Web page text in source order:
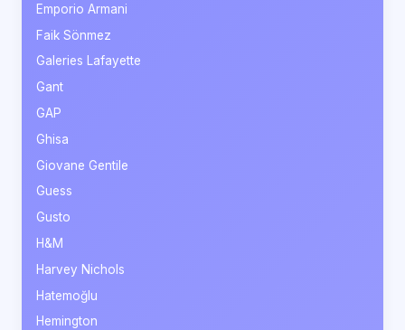
Emporio Armani
Faik Sönmez
Galeries Lafayette
Gant
GAP
Ghisa
Giovane Gentile
Guess
Gusto
H&M
Harvey Nichols
Hatemoğlu
Hemington